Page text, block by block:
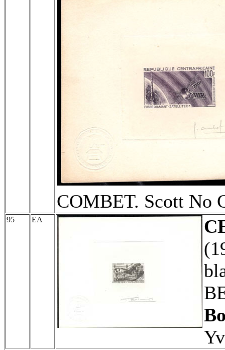
COMBET. Scott No
95 EA